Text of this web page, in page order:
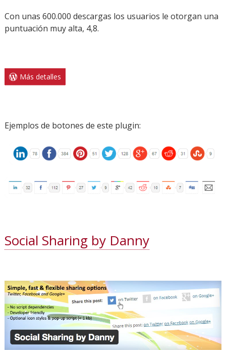
Con unas 600.000 descargas los usuarios le otorgan una
puntuación muy alta, 4,8.
Más detalles
Ejemplos de botones de este plugin:
Social Sharing by Danny